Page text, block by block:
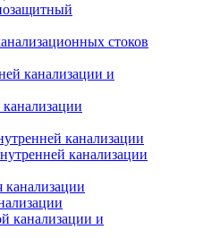
стоков
канализации и
канализации
канализации
канализации и